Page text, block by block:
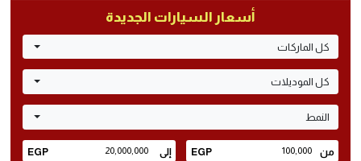
أسعار السيارات الجديدة
كل الماركات
كل الموديلات
النمط